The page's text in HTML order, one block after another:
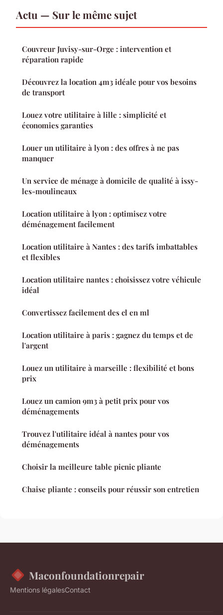
Actu — Sur le même sujet
Couvreur Juvisy-sur-Orge : intervention et
réparation rapide
Découvrez la location 4m3 idéale pour vos besoins
de transport
Louez votre utilitaire à lille : simplicité et
économies garanties
Louer un utilitaire à lyon : des offres à ne pas
manquer
Un service de ménage à domicile de qualité à issy-
les-moulineaux
Location utilitaire à lyon : optimisez votre
déménagement facilement
Location utilitaire à Nantes : des tarifs imbattables
et flexibles
Location utilitaire nantes : choisissez votre véhicule
idéal
Convertissez facilement des cl en ml
Location utilitaire à paris : gagnez du temps et de
l'argent
Louez un utilitaire à marseille : flexibilité et bons
prix
Louez un camion 9m3 à petit prix pour vos
déménagements
Trouvez l'utilitaire idéal à nantes pour vos
déménagements
Choisir la meilleure table picnic pliante
Chaise pliante : conseils pour réussir son entretien
Maconfoundationrepair
Mentions légalesContact